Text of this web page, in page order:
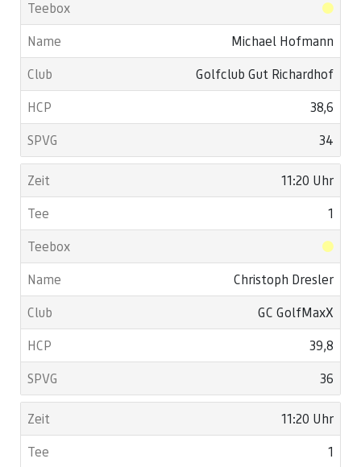
Michael Hofmann
Golfclub Gut Richardhof
38,6
34
11:20 Uhr
1
Christoph Dresler
GC GolfMaxX
39,8
36
11:20 Uhr
1